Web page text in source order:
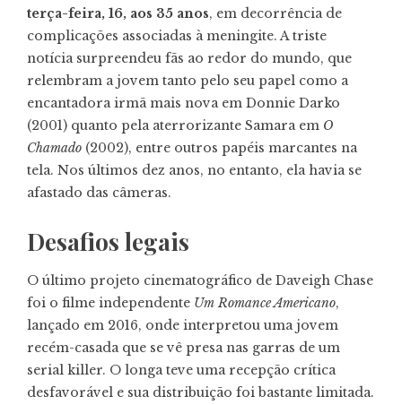
terça-feira, 16, aos 35 anos, em decorrência de
complicações associadas à meningite. A triste
notícia surpreendeu fãs ao redor do mundo, que
relembram a jovem tanto pelo seu papel como a
encantadora irmã mais nova em Donnie Darko
(2001) quanto pela aterrorizante Samara em O
Chamado (2002), entre outros papéis marcantes na
tela. Nos últimos dez anos, no entanto, ela havia se
afastado das câmeras.
Desafios legais
O último projeto cinematográfico de Daveigh Chase
foi o filme independente Um Romance Americano,
lançado em 2016, onde interpretou uma jovem
recém-casada que se vê presa nas garras de um
serial killer. O longa teve uma recepção crítica
desfavorável e sua distribuição foi bastante limitada.